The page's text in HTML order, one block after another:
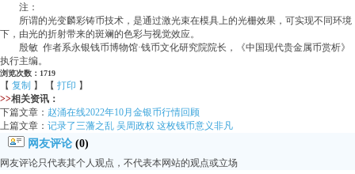
注：
所谓的光变麟彩铸币技术，是通过激光束在模具上的光栅效果，可实现不同环境
下，由光的折射带来的斑斓的色彩与视觉效应。
殷敏 作者系永银钱币博物馆·钱币文化研究院院长，《中国现代贵金属币赏析》
执行主编。
浏览次数：1719
【 复制 】 【 打印 】
>>相关资讯：
下篇文章： 赵涌在线2022年10月金银币行情回顾
上篇文章： 记录了三藩之乱 吴周政权 这枚钱币意义非凡
网友评论 (0)
网友评论只代表其个人观点，不代表本网站的观点或立场